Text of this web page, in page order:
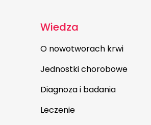
Wiedza
O nowotworach krwi
Jednostki chorobowe
Diagnoza i badania
Leczenie